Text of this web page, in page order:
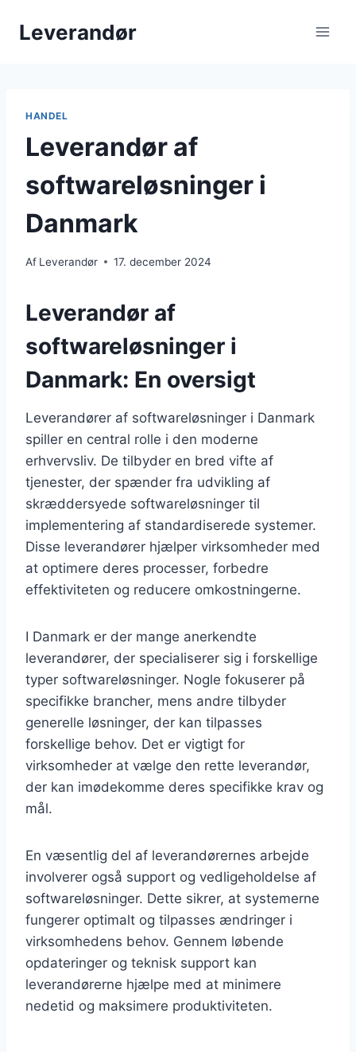
Leverandør
HANDEL
Leverandør af
softwareløsninger i
Danmark
Af Leverandør 17. december 2024
Leverandør af
softwareløsninger i
Danmark: En oversigt
Leverandører af softwareløsninger i Danmark
spiller en central rolle i den moderne
erhvervsliv. De tilbyder en bred vifte af
tjenester, der spænder fra udvikling af
skræddersyede softwareløsninger til
implementering af standardiserede systemer.
Disse leverandører hjælper virksomheder med
at optimere deres processer, forbedre
effektiviteten og reducere omkostningerne.
I Danmark er der mange anerkendte
leverandører, der specialiserer sig i forskellige
typer softwareløsninger. Nogle fokuserer på
specifikke brancher, mens andre tilbyder
generelle løsninger, der kan tilpasses
forskellige behov. Det er vigtigt for
virksomheder at vælge den rette leverandør,
der kan imødekomme deres specifikke krav og
mål.
En væsentlig del af leverandørernes arbejde
involverer også support og vedligeholdelse af
softwareløsninger. Dette sikrer, at systemerne
fungerer optimalt og tilpasses ændringer i
virksomhedens behov. Gennem løbende
opdateringer og teknisk support kan
leverandørerne hjælpe med at minimere
nedetid og maksimere produktiviteten.